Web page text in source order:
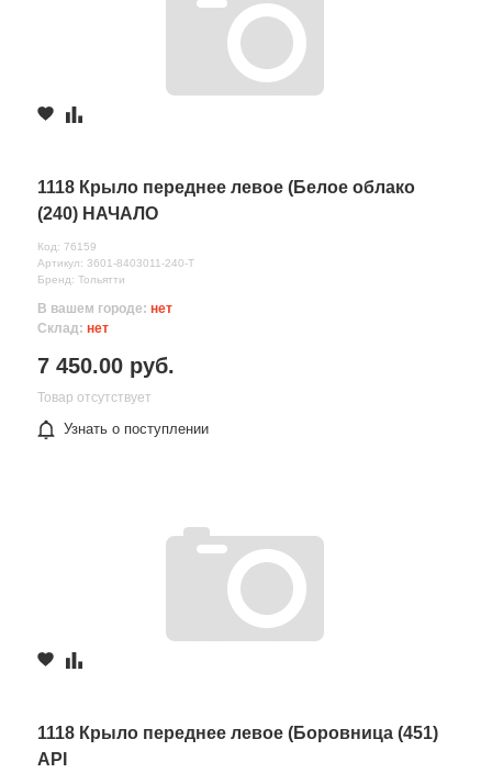
1118 Крыло переднее левое (Белое облако
(240) НАЧАЛО
Код: 76159
Артикул: 3601-8403011-240-Т
Бренд: Тольятти
В вашем городе: нет
Склад: нет
7 450.00 руб.
Товар отсутствует
Узнать о поступлении
1118 Крыло переднее левое (Боровница (451)
API